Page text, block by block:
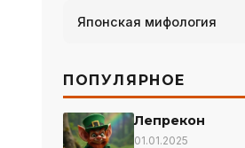
Японская мифология
ПОПУЛЯРНОЕ
Лепрекон
01.01.2025